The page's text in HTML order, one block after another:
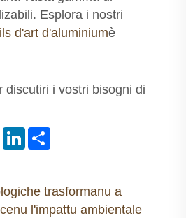
Esplora i nostri
d'art d'aluminiumè
discutiri i vostri bisogni di
PinterestLinkedIn
trasformanu a
l'impattu ambientale